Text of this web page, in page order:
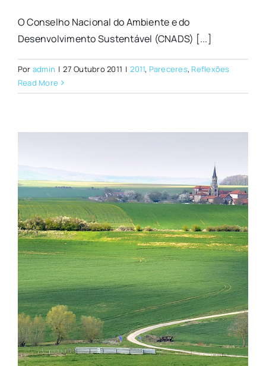
O Conselho Nacional do Ambiente e do
Desenvolvimento Sustentável (CNADS) [...]
Por admin | 27 Outubro 2011 | 2011, Pareceres, Reflexões
Read More